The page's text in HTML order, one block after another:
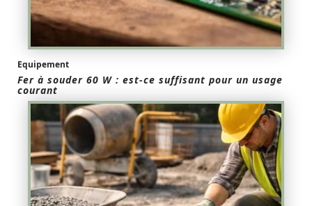
Equipement
Fer à souder 60 W : est-ce suffisant pour un usage
courant